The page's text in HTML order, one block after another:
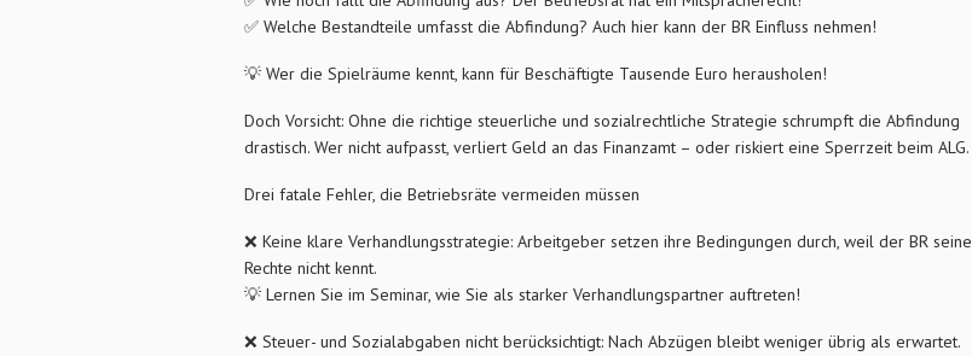
✅ Welche Bestandteile umfasst die Abfindung? Auch hier kann der BR Einfluss nehmen!
💡 Wer die Spielräume kennt, kann für Beschäftigte Tausende Euro herausholen!
Doch Vorsicht: Ohne die richtige steuerliche und sozialrechtliche Strategie schrumpft die Abfindung
drastisch. Wer nicht aufpasst, verliert Geld an das Finanzamt – oder riskiert eine Sperrzeit beim ALG.
Drei fatale Fehler, die Betriebsräte vermeiden müssen
❌ Keine klare Verhandlungsstrategie: Arbeitgeber setzen ihre Bedingungen durch, weil der BR seine
Rechte nicht kennt.
💡 Lernen Sie im Seminar, wie Sie als starker Verhandlungspartner auftreten!
❌ Steuer- und Sozialabgaben nicht berücksichtigt: Nach Abzügen bleibt weniger übrig als erwartet.